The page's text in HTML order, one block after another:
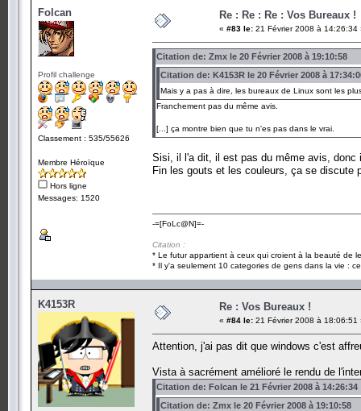
Folcan
Profil challenge
Classement : 535/55626
Membre Héroïque
Hors ligne
Messages: 1520
Re : Re : Re : Vos Bureaux !
« #83 le: 21 Février 2008 à 14:26:34
Citation de: Zmx le 20 Février 2008 à 19:10:58
Citation de: K4153R le 20 Février 2008 à
Mais y a pas à dire, les bureaux de Linux sont les
Franchement pas du même avis.
[...] ça montre bien que tu n'es pas dans le vrai.
Sisi, il l'a dit, il est pas du même avis, donc
Fin les gouts et les couleurs, ça se discute
-=[FoLc@N]=-
Citation :
* Le futur appartient à ceux qui croient à la beauté de
* Il y'a seulement 10 categories de gens dans la vie :
K4153R Re : Vos Bureaux !
« #84 le: 21 Février 2008 à 18:06:51
Attention, j'ai pas dit que windows c'est
Vista à sacrément amélioré le rendu de
Citation de: Folcan le 21 Février 2008 à 14:26:34
Citation de: Zmx le 20 Février 2008 à 19:10:58